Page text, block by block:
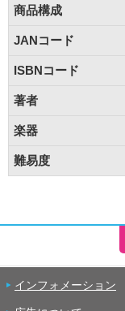
商品構成
JANコード
ISBNコード
著者
楽器
難易度
インフォメーション